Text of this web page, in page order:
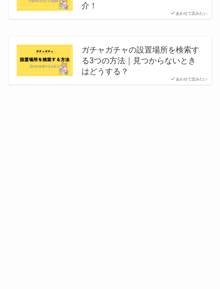
あわせて読みたい
介！
あわせて読みたい
ガチャガチャの設置場所を検索す
る3つの方法｜見つからないとき
はどうする？